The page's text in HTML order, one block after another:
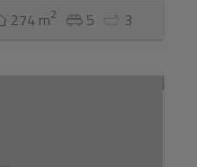
274 m2 5 3